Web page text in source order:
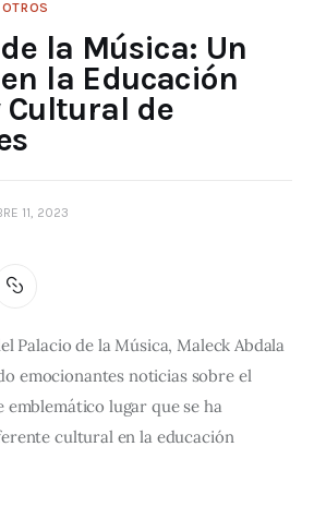
OTROS
la Música: Un
la Educación
de
11, 2023
Palacio de la Música, Maleck Abdala
emocionantes noticias sobre el
emblemático lugar que se ha
cultural en la educación